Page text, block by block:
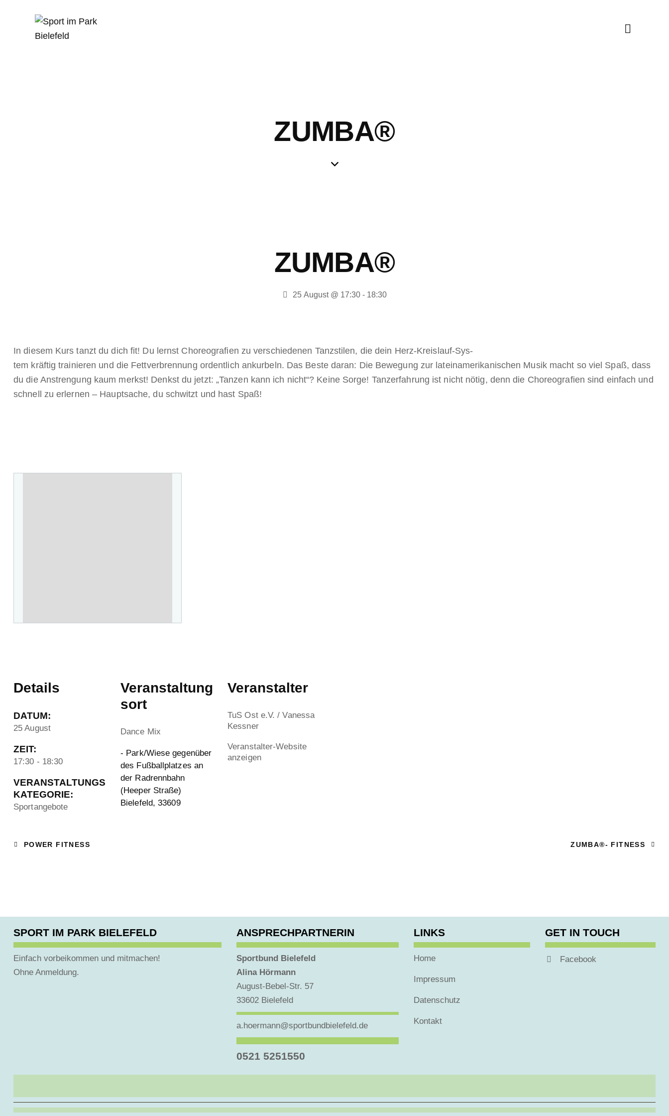
ZUMBA®
ZUMBA®
25 August @ 17:30- 18:30
In diesem Kurs tanzt du dich fit! Du lernst Choreografien zu verschiedenen Tanzstilen, die dein Herz-Kreislauf-Sys-
tem kräftig trainieren und die Fettverbrennung ordentlich ankurbeln. Das Beste daran: Die Bewegung zur lateinamerikanischen Musik macht so viel Spaß, dass
du die Anstrengung kaum merkst! Denkst du jetzt: „Tanzen kann ich nicht“? Keine Sorge! Tanzerfahrung ist nicht nötig, denn die Choreografien sind einfach und
schnell zu erlernen – Hauptsache, du schwitzt und hast Spaß!
Details
DATUM:
25 August
ZEIT:
17:30 - 18:30
VERANSTALTUNGS
KATEGORIE:
Sportangebote
Veranstaltung
sort
Dance Mix
- Park/Wiese gegenüber
des Fußballplatzes an
der Radrennbahn
(Heeper Straße)
Bielefeld, 33609
Veranstalter
TuS Ost e.V. / Vanessa
Kessner
Veranstalter-Website
anzeigen
POWER FITNESS ZUMBA®- FITNESS
SPORT IM PARK BIELEFELD
Einfach vorbeikommen und mitmachen!
Ohne Anmeldung.
ANSPRECHPARTNERIN
Sportbund Bielefeld
Alina Hörmann
August-Bebel-Str. 57
33602 Bielefeld
a.hoermann@sportbundbielefeld.de
0521 5251550
LINKS
Home
Impressum
Datenschutz
Kontakt
GET IN TOUCH
Facebook